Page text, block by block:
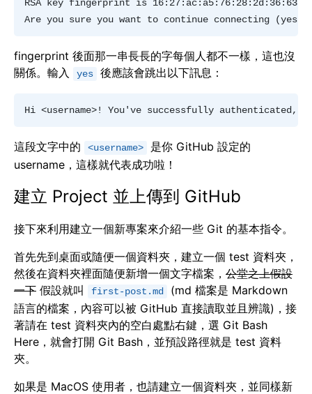
RSA key fingerprint is
fingerprint 後面那一串長長的字每個人都不一樣，這也沒
關係。輸入
yes 後應該會跳出以下訊息：
這段文字中的 <username>
是你 GitHub 設定的
username，這樣就代表成功啦！
建立 Project 並上傳到 GitHub
接下來利用建立一個新專案來介紹一些 Git 的基本指令。
首先先到桌面或隨便一個資料夾，建立一個 test 資料夾，
然後在資料夾裡面隨便新增一個文字檔案， 公堂之上假設
一下 假設就叫 first-post.md
(md 檔案是 Markdown
語言的檔案，內容可以被 GitHub 直接讀取並且辨識)，接
著請在 test 資料夾內的空白處點右鍵，選 Git Bash
Here，就會打開 Git Bash，並預設路徑就是 test 資料
夾。
如果是 MacOS 使用者，也請建立一個資料夾，並同樣新